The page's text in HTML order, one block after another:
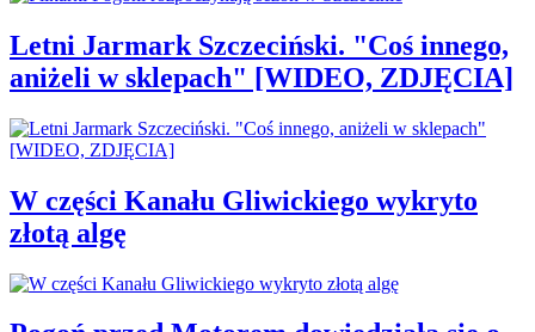
Letni Jarmark Szczeciński. "Coś innego,
aniżeli w sklepach" [WIDEO, ZDJĘCIA]
W części Kanału Gliwickiego wykryto
złotą algę